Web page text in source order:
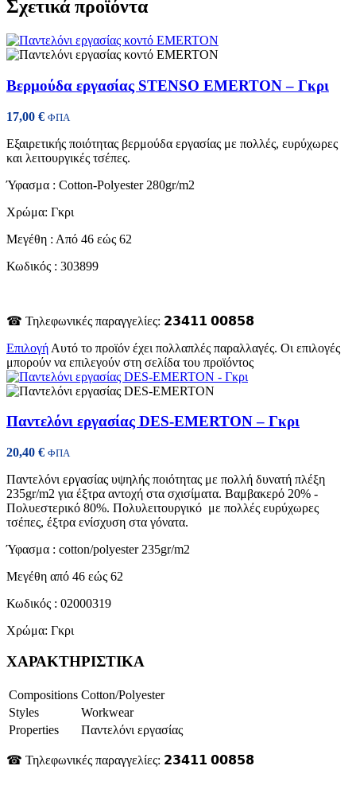
Σχετικά προϊόντα
Βερμούδα εργασίας STENSO EMERTON – Γκρι
17,00 € ΦΠΑ
Εξαιρετικής ποιότητας βερμούδα εργασίας με πολλές, ευρύχωρες
και λειτουργικές τσέπες.
Ύφασμα : Cotton-Polyester 280gr/m2
Χρώμα: Γκρι
Μεγέθη : Από 46 εώς 62
Κωδικός : 303899
☎ Τηλεφωνικές παραγγελίες: 𝟮𝟯𝟰𝟭𝟭 𝟬𝟬𝟴𝟱𝟴
Επιλογή Αυτό το προϊόν έχει πολλαπλές παραλλαγές. Οι επιλογές
μπορούν να επιλεγούν στη σελίδα του προϊόντος
Παντελόνι εργασίας DES-EMERTON – Γκρι
20,40 € ΦΠΑ
Παντελόνι εργασίας υψηλής ποιότητας με πολλή δυνατή πλέξη
235gr/m2 για έξτρα αντοχή στα σχισίματα. Βαμβακερό 20% -
Πολυεστερικό 80%. Πολυλειτουργικό με πολλές ευρύχωρες
τσέπες, έξτρα ενίσχυση στα γόνατα.
Ύφασμα : cotton/polyester 235gr/m2
Μεγέθη από 46 εώς 62
Κωδικός : 02000319
Χρώμα: Γκρι
ΧΑΡΑΚΤΗΡΙΣΤΙΚΑ
Compositions Cotton/Polyester
Styles
Workwear
Properties
Παντελόνι εργασίας
☎ Τηλεφωνικές παραγγελίες: 𝟮𝟯𝟰𝟭𝟭 𝟬𝟬𝟴𝟱𝟴